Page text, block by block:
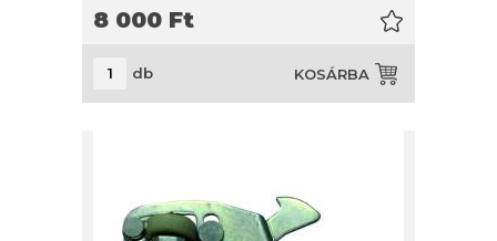
8 000 Ft
db KOSÁRBA